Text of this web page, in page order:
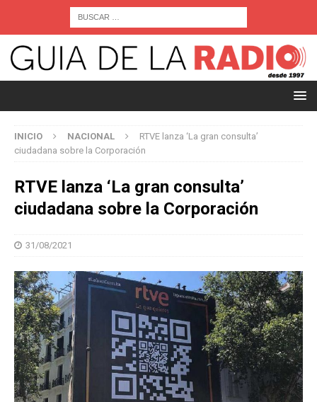
INICIO NACIONAL
RTVE lanza ‘La gran consulta’
ciudadana sobre la Corporación
RTVE lanza ‘La gran consulta’
ciudadana sobre la Corporación
31/08/2021